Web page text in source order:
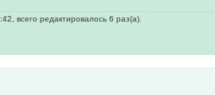
всего редактировалось 6 раз(а).